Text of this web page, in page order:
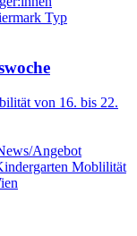
Typ
von 16. bis 22.
Angebot
Moblilität